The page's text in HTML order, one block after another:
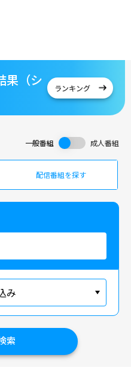
果（シ
ランキング
一般番組 成人番組
配信番組を探す
み
索